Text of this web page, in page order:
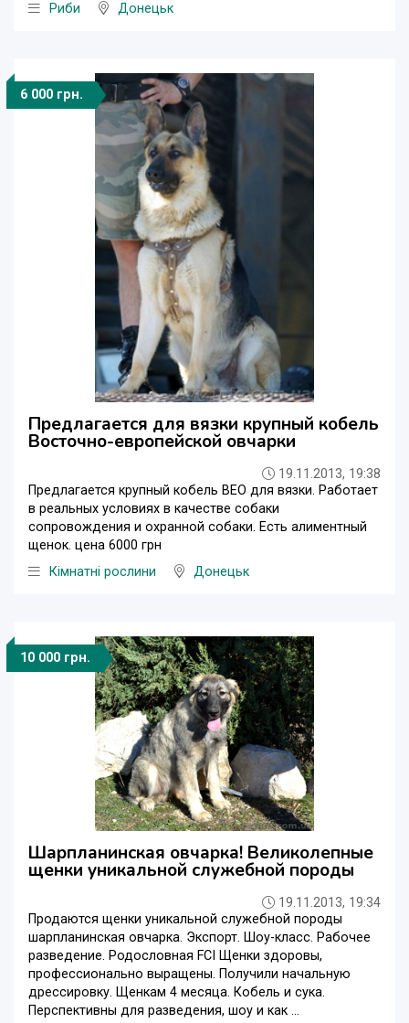
Риби
Донецьк
6 000 грн.
Предлагается для вязки крупный кобель
Восточно-европейской овчарки
19.11.2013, 19:38
Предлагается крупный кобель ВЕО для вязки. Работает
в реальных условиях в качестве собаки
сопровождения и охранной собаки. Есть алиментный
щенок. цена 6000 грн
Кімнатні рослини
Донецьк
10 000 грн.
Шарпланинская овчарка! Великолепные
щенки уникальной служебной породы
19.11.2013, 19:34
Продаются щенки уникальной служебной породы
шарпланинская овчарка. Экспорт. Шоу-класс. Рабочее
разведение. Родословная FCI Щенки здоровы,
профессионально выращены. Получили начальную
дрессировку. Щенкам 4 месяца. Кобель и сука.
Перспективны для разведения, шоу и как ...